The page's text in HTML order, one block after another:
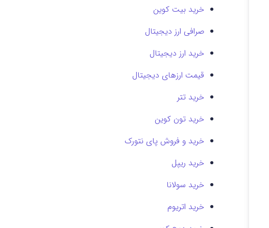
خرید بیت کوین
صرافی ارز دیجیتال
خرید ارز دیجیتال
قیمت ارزهای دیجیتال
خرید تتر
خرید تون کوین
خرید و فروش پای نتورک
خرید ریپل
خرید سولانا
خرید اتریوم